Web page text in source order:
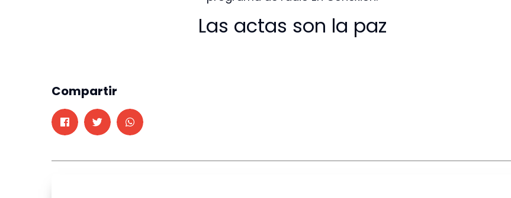
Las actas son la paz
Compartir